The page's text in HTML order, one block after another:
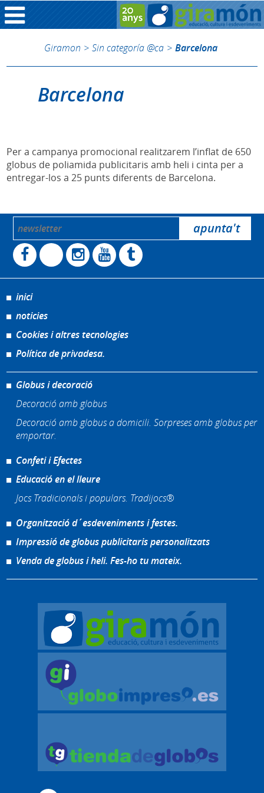
Giramon > Sin categoría @ca > Barcelona
Barcelona
Per a campanya promocional realitzarem l’inflat de 650
globus de poliamida publicitaris amb heli i cinta per a
entregar-los a 25 punts diferents de Barcelona.
inici
noticies
Cookies i altres tecnologies
Política de privadesa.
Globus i decoració
Decoració amb globus
Decoració amb globus a domicili. Sorpreses amb globus per
emportar.
Confeti i Efectes
Educació en el lleure
Jocs Tradicionals i populars. Tradijocs®
Organització d´esdeveniments i festes.
Impressió de globus publicitaris personalitzats
Venda de globus i heli. Fes-ho tu mateix.